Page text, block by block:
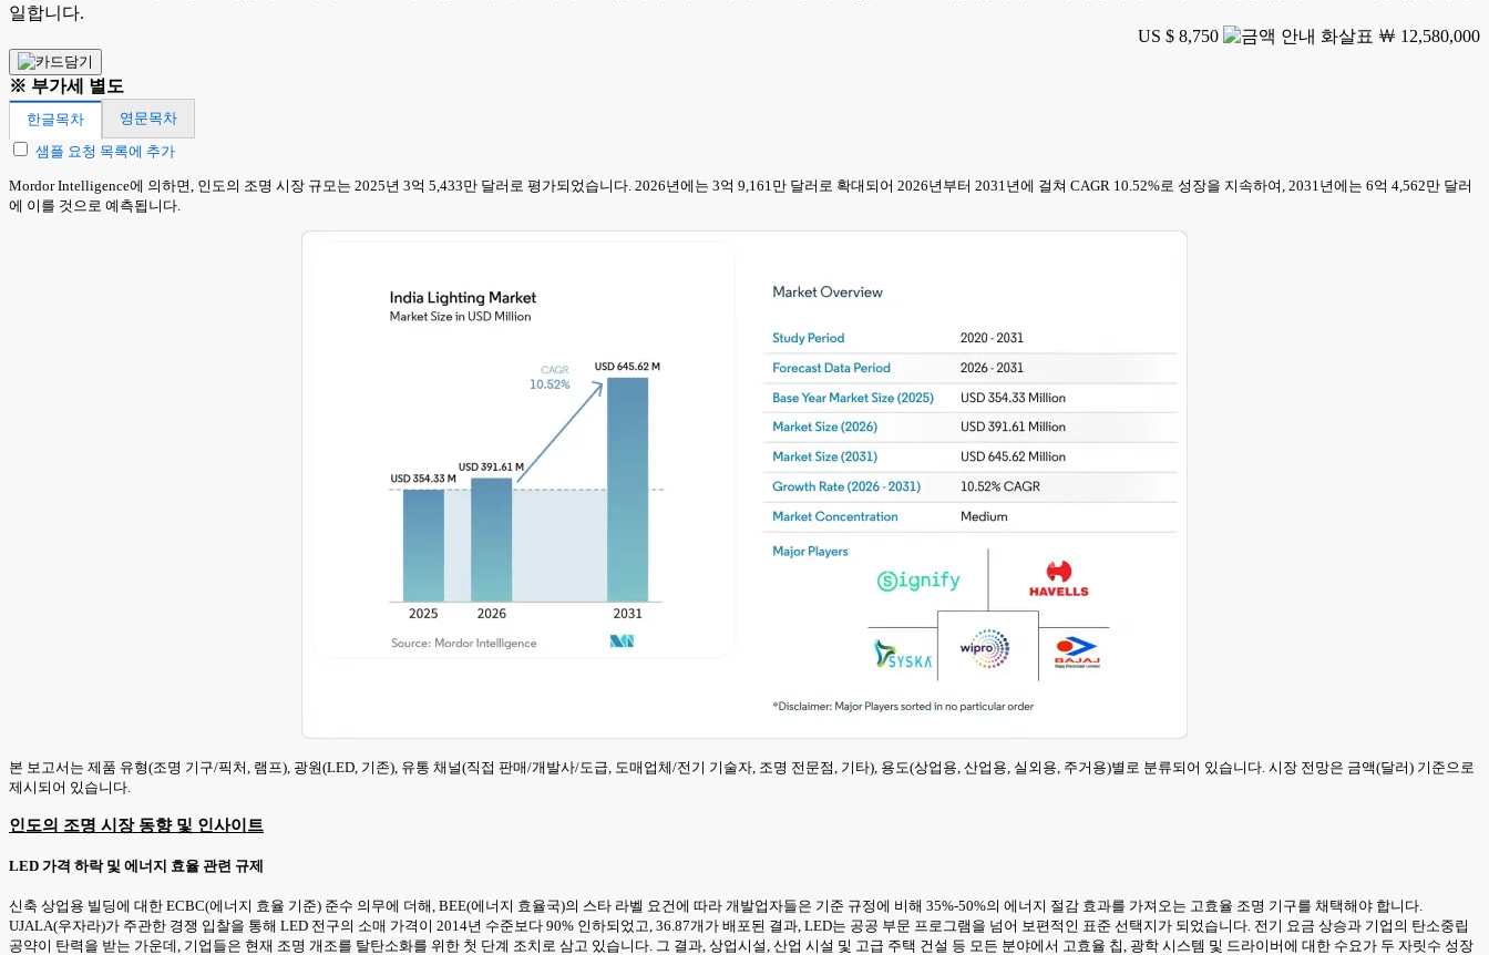
일합니다.
US $ 8,750
￦ 12,580,000
※ 부가세 별도
한글목차
영문목차
샘플 요청 목록에 추가
Mordor Intelligence에 의하면, 인도의 조명 시장 규모는 2025년 3억 5,433만 달러로 평가되었습니다. 2026년에는 3억 9,161만 달러로 확대되어 2026년부터 2031년에 걸쳐 CAGR 10.52%로 성장을 지속하여, 2031년에는 6억 4,562만 달러
에 이를 것으로 예측됩니다.
본 보고서는 제품 유형(조명 기구/픽처, 램프), 광원(LED, 기존), 유통 채널(직접 판매/개발사/도급, 도매업체/전기 기술자, 조명 전문점, 기타), 용도(상업용, 산업용, 실외용, 주거용)별로 분류되어 있습니다. 시장 전망은 금액(달러) 기준으로
제시되어 있습니다.
인도의 조명 시장 동향 및 인사이트
LED 가격 하락 및 에너지 효율 관련 규제
신축 상업용 빌딩에 대한 ECBC(에너지 효율 기준) 준수 의무에 더해, BEE(에너지 효율국)의 스타 라벨 요건에 따라 개발업자들은 기준 규정에 비해 35%-50%의 에너지 절감 효과를 가져오는 고효율 조명 기구를 채택해야 합니다.
UJALA(우자라)가 주관한 경쟁 입찰을 통해 LED 전구의 소매 가격이 2014년 수준보다 90% 인하되었고, 36.87개가 배포된 결과, LED는 공공 부문 프로그램을 넘어 보편적인 표준 선택지가 되었습니다. 전기 요금 상승과 기업의 탄소중립
공약이 탄력을 받는 가운데, 기업들은 현재 조명 개조를 탈탄소화를 위한 첫 단계 조치로 삼고 있습니다. 그 결과, 상업시설, 산업 시설 및 고급 주택 건설 등 모든 분야에서 고효율 칩, 광학 시스템 및 드라이버에 대한 수요가 두 자릿수 성장